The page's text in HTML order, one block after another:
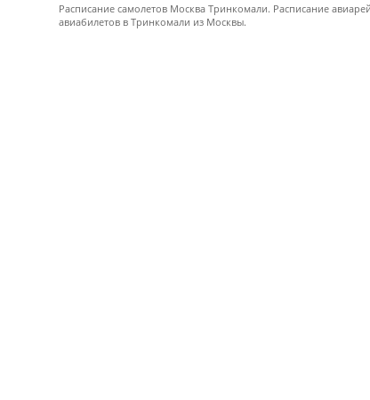
Расписание самолетов Москва Тринкомали. Расписание
авиабилетов в Тринкомали из Москвы.